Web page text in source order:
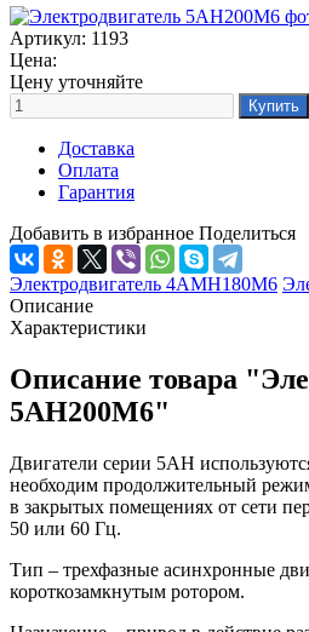
Артикул: 1193
Цена:
Цену уточняйте
Доставка
Оплата
Гарантия
Добавить в избранное Поделиться
Электродвигатель 4АМН180М6
Описание
Характеристики
Описание товара
5АН200М6"
Двигатели серии 5АН
необходим продолжительный
в закрытых помещениях от сети
50 или 60 Гц.
Тип – трехфазные асинхронные
короткозамкнутым ротором.